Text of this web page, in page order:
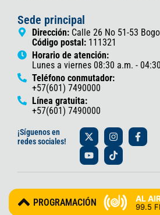
Sede principal
Dirección: Calle 26 No 51-53
Código postal: 111321
Horario de atención:
Lunes a viernes 08:30 a.m. -
Teléfono conmutador:
+57(601) 7490000
Línea gratuita:
+57(601) 7490000
AL
99.5
¡Síguenos en
redes sociales!
X
-
t
w
i
t
e
r
I
n
s
t
a
r
a
m
F
a
c
o
k
-
Y
o
u
t
u
e
T
i
k
t
o
© 2025 Gobernación de
PROGRAMACIÓN